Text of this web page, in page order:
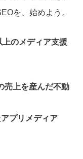
を、始めよう。
上のメディア支援
売上を産んだ不動
プリメディア